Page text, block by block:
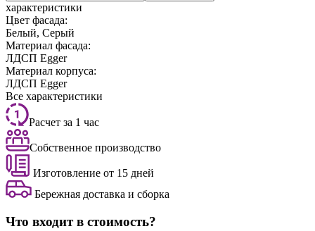
характеристики
Цвет фасада:
Белый, Серый
Материал фасада:
ЛДСП Egger
Материал корпуса:
ЛДСП Egger
Все характеристики
Расчет за 1 час
Собственное производство
Изготовление от 15 дней
Бережная доставка и сборка
Что входит в стоимость?